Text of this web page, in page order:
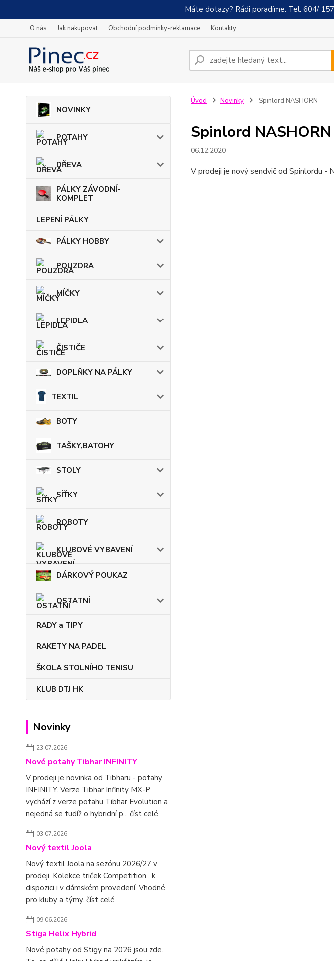
Máte dotazy? Rádi poradíme. Tel. 604/
O nás Jak nakupovat Obchodní podmínky-reklamace Kontakty
NOVINKY
POTAHY
DŘEVA
PÁLKY ZÁVODNÍ-
KOMPLET
LEPENÍ PÁLKY
PÁLKY HOBBY
POUZDRA
MÍČKY
LEPIDLA
ČISTIČE
DOPLŇKY NA PÁLKY
TEXTIL
BOTY
TAŠKY,BATOHY
STOLY
SÍŤKY
ROBOTY
KLUBOVÉ VYBAVENÍ
DÁRKOVÝ POUKAZ
OSTATNÍ
RADY a TIPY
RAKETY NA PADEL
ŠKOLA STOLNÍHO TENISU
KLUB DTJ HK
Novinky
23.07.2026
Nové potahy Tibhar INFINITY
V prodeji je novinka od Tibharu - potahy
INFINITY. Verze Tibhar Infinity MX-P
vychází z verze potahu Tibhar Evolution a
nejedná se tudíž o hybridní p... číst celé
03.07.2026
Nový textil Joola
Nový textil Joola na sezónu 2026/27 v
prodeji. Kolekce triček Competition , k
dispozici i v dámském provedení. Vhodné
pro kluby a týmy. číst celé
09.06.2026
Stiga Helix Hybrid
Nové potahy od Stigy na 2026 jsou zde.
Úvod Novinky Spinlord NASHORN
Spinlord NASHORN
06.12.2020
V prodeji je nový sendvič od Spinlordu -